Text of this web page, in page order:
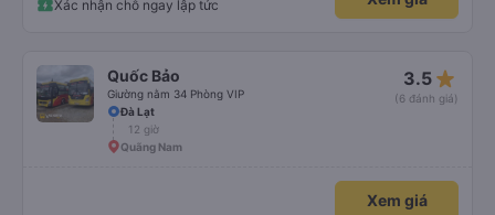
Xác nhận chỗ ngay lập tức
Quốc Bảo
Giường nằm 34 Phòng VIP
3.5 star_rate
(6 đánh giá)
Đà Lạt
12 giờ
Quãng Nam
Xem giá